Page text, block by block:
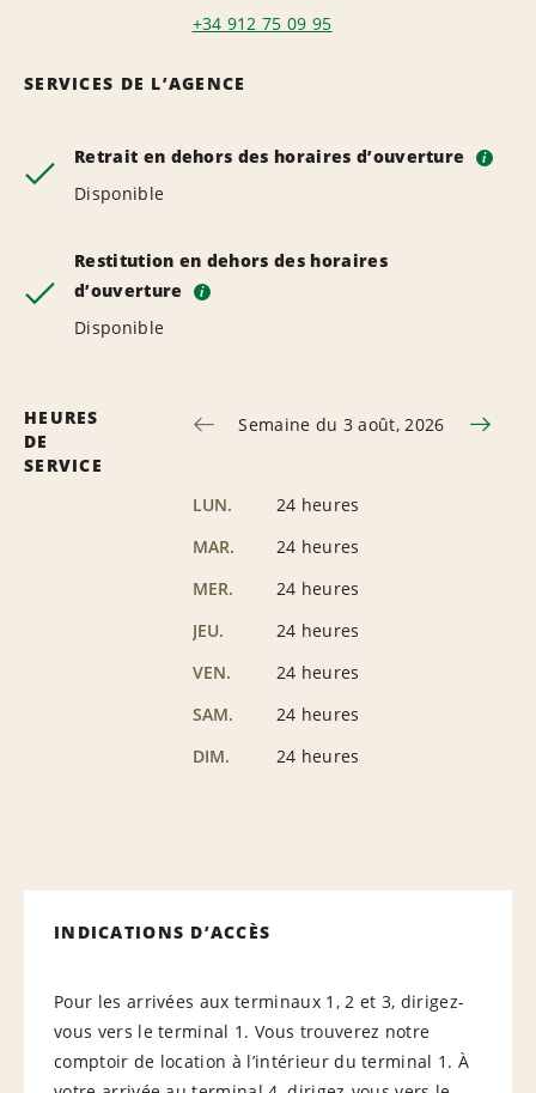
+34 912 75 09 95
SERVICES DE L’AGENCE
Retrait en dehors des horaires d’ouverture i
Disponible
Restitution en dehors des horaires
d’ouverture
i
Disponible
HEURES
DE
SERVICE
Semaine du 3 août, 2026
LUN.
24 heures
MAR.
24 heures
MER.
24 heures
JEU.
24 heures
VEN.
24 heures
SAM.
24 heures
DIM.
24 heures
INDICATIONS D’ACCÈS
Pour les arrivées aux terminaux 1, 2 et 3, dirigez-
vous vers le terminal 1. Vous trouverez notre
comptoir de location à l’intérieur du terminal 1. À